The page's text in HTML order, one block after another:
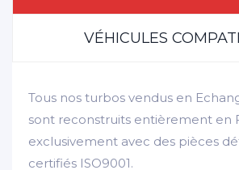
VÉHICULES
Tous nos turbos vendus en
sont reconstruits entièrement en
exclusivement avec des pièces
certifiés ISO9001.